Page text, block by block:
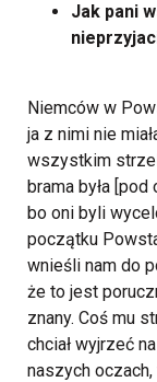
Jak pani
Niemców w
ja z nimi nie
wszystkim
brama była
bo oni byli
początku
wnieśli nam do
że to jest
znany. Coś mu
chciał wyjrzeć
naszych